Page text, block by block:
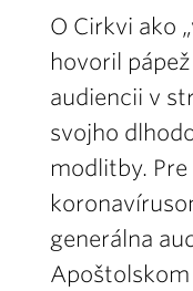
O Cirkvi ako
hovoril
audiencii v
svojho
modlitby.
generálna